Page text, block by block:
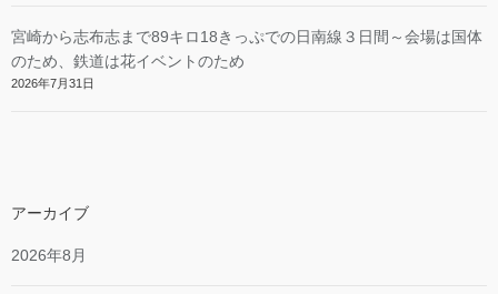
宮崎から志布志まで89キロ18きっぷでの日南線３日間～会場は国体
のため、鉄道は花イベントのため
2026年7月31日
アーカイブ
2026年8月